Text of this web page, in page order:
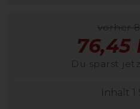
vorher
76,45
Du sparst
Inhalt 1